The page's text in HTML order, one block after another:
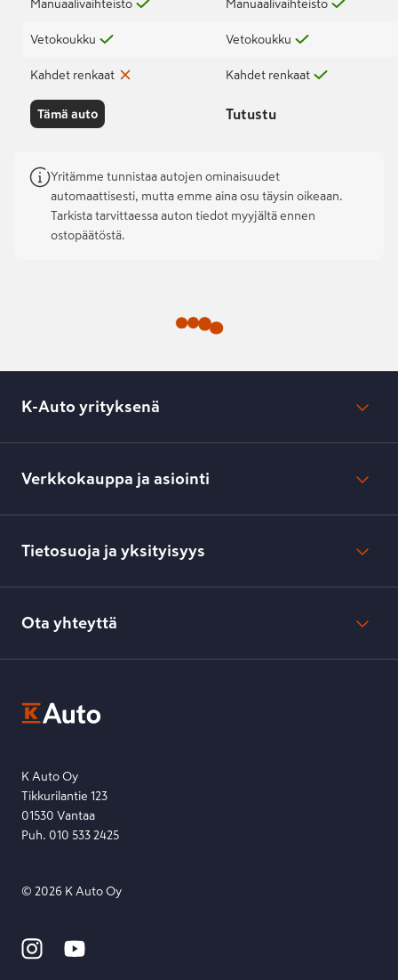
Manuaalivaihteisto
Vetokoukku
Kahdet renkaat
Tämä auto
Manuaalivaihteisto
Vetokoukku
Kahdet renkaat
Tutustu
Yritämme tunnistaa autojen ominaisuudet
automaattisesti, mutta emme aina osu täysin oikeaan.
Tarkista tarvittaessa auton tiedot myyjältä ennen
ostopäätöstä.
K-Auto yrityksenä
Lehdistötiedotteet
Toimipisteiden yhteystiedot
Verkkokauppa ja asiointi
Toimitustavat ja -kulut
Verkkokaupan peruuttamisilmoitus
Saavutettavuus
Tietosuoja ja yksityisyys
Kesko-konsernin verkkoselailurekisteri
K-Ryhmän evästekäytännöt
Ota yhteyttä
Etsi toimipiste
K Auto Oy
Tikkurilantie 123
01530 Vantaa
Puh. 010 533 2425
© 2026 K Auto Oy